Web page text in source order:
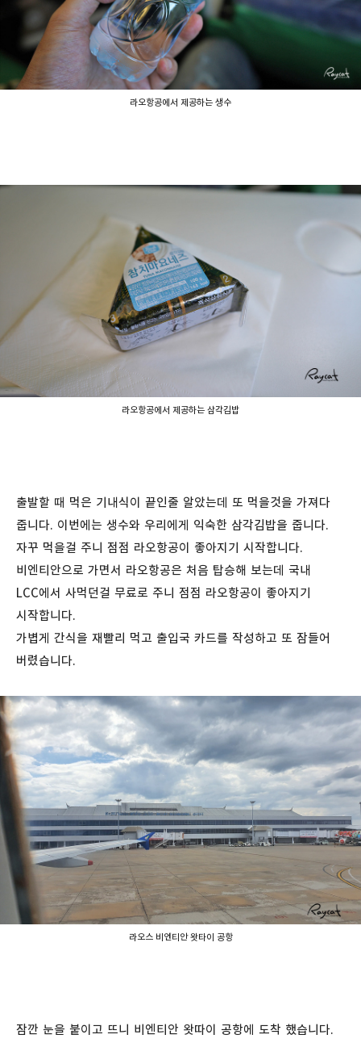
라오항공에서 제공하는 생수
라오항공에서 제공하는 삼각김밥
출발할 때 먹은 기내식이 끝인줄 알았는데 또 먹을것을 가져다
줍니다. 이번에는 생수와 우리에게 익숙한 삼각김밥을 줍니다.
자꾸 먹을걸 주니 점점 라오항공이 좋아지기 시작합니다.
비엔티안으로 가면서 라오항공은 처음 탑승해 보는데 국내
LCC에서 사먹던걸 무료로 주니 점점 라오항공이 좋아지기
시작합니다.
가볍게 간식을 재빨리 먹고 출입국 카드를 작성하고 또 잠들어
버렸습니다.
라오스 비엔티안 왓타이 공항
잠깐 눈을 붙이고 뜨니 비엔티안 왓따이 공항에 도착 했습니다.